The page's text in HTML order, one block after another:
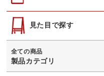
見た目で探す
全ての商品
製品カテゴリ